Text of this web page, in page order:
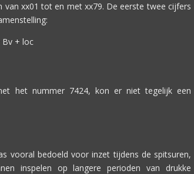
van xx01 tot en met xx79. De eerste twee cijfers
Bv + loc
het nummer 7424, kon er niet tegelijk een
vooral bedoeld voor inzet tijdens de spitsuren,
inspelen op langere perioden van drukke